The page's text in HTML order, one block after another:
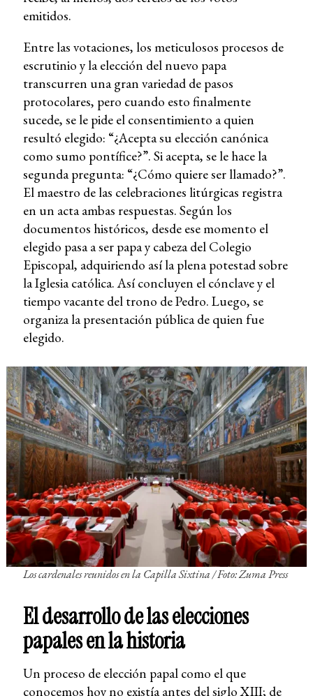
emitidos.
Entre las votaciones, los meticulosos procesos de
escrutinio y la elección del nuevo papa
transcurren una gran variedad de pasos
protocolares, pero cuando esto finalmente
sucede, se le pide el consentimiento a quien
resultó elegido: “¿Acepta su elección canónica
como sumo pontífice?”. Si acepta, se le hace la
segunda pregunta: “¿Cómo quiere ser llamado?”.
El maestro de las celebraciones litúrgicas registra
en un acta ambas respuestas. Según los
documentos históricos, desde ese momento el
elegido pasa a ser papa y cabeza del Colegio
Episcopal, adquiriendo así la plena potestad sobre
la Iglesia católica. Así concluyen el cónclave y el
tiempo vacante del trono de Pedro. Luego, se
organiza la presentación pública de quien fue
elegido.
Los cardenales reunidos en la Capilla Sixtina / Foto: Zuma Press
El desarrollo de las elecciones
papales en la historia
Un proceso de elección papal como el que
conocemos hoy no existía antes del siglo XIII; de